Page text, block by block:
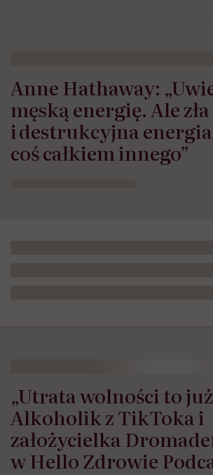
Anne Hathaway:
męską energię. Ale zła
i destrukcyjna
coś całkiem innego”
„Utrata wolności to
Alkoholik z TikToka i
założycielka
w Hello Zdrowie